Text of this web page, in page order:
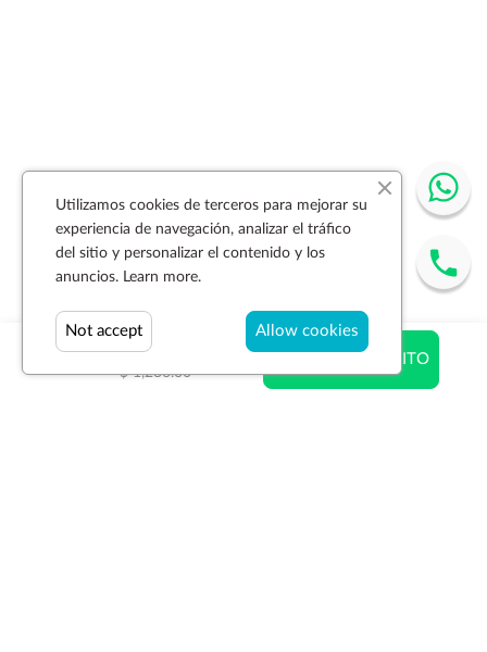
$ 988.80
$ 1,236.00
AÑADIR AL CARRITO
Utilizamos cookies de terceros para mejorar su
experiencia de navegación, analizar el tráfico
del sitio y personalizar el contenido y los
anuncios. Learn more.
Allow cookies
Not accept